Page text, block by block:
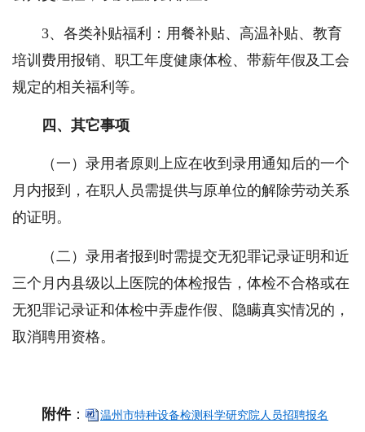
3、各类补贴福利：用餐补贴、高温补贴、教育
培训费用报销、职工年度健康体检、带薪年假及工会
规定的相关福利等。
四、其它事项
（一）录用者原则上应在收到录用通知后的一个
月内报到，在职人员需提供与原单位的解除劳动关系
的证明。
（二）录用者报到时需提交无犯罪记录证明和近
三个月内县级以上医院的体检报告，体检不合格或在
无犯罪记录证和体检中弄虚作假、隐瞒真实情况的，
取消聘用资格。
附件：
温州市特种设备检测科学研究院人员招聘报名